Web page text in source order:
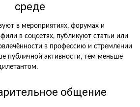
среде
в мероприятиях, форумах и
в соцсетях, публикуют статьи или
в профессию и стремлении
публичной активности, тем меньше
общение